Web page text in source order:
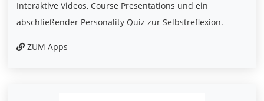
Interaktive Videos, Course Presentations und ein
abschließender Personality Quiz zur Selbstreflexion.
ZUM Apps